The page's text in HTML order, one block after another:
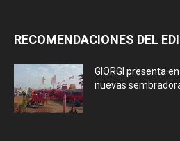
RECOMENDACIONES DEL
GIORGI presenta
nuevas